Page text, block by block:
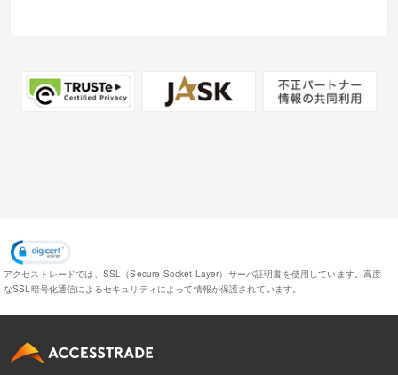
アクセストレードでは、SSL（Secure Socket Layer）サーバ証明書を使用しています。高度
なSSL暗号化通信によるセキュリティによって情報が保護されています。